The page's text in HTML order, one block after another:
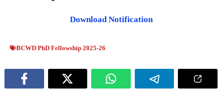
Download Notification
BCWD PhD Fellowship 2025-26